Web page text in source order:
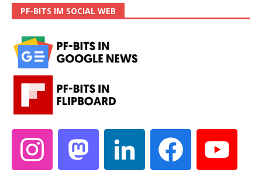
PF-BITS IM SOCIAL WEB